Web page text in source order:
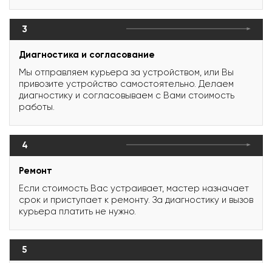
3
Диагностика и согласование
Мы отправляем курьера за устройством, или Вы
привозите устройство самостоятельно. Делаем
диагностику и согласовываем с Вами стоимость
работы.
4
Ремонт
Если стоимость Вас устраивает, мастер назначает
срок и приступает к ремонту. За диагностику и вызов
курьера платить не нужно.
5